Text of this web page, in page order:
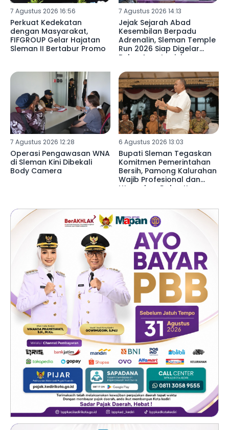
7 Agustus 2026 16:56
Perkuat Kedekatan
dengan Masyarakat,
FIFGROUP Gelar Hajatan
Sleman II Bertabur Promo
7 Agustus 2026 14:13
Jejak Sejarah Abad
Kesembilan Berpadu
Adrenalin, Sleman Temple
Run 2026 Siap Digelar
Bulan Agustus ini
7 Agustus 2026 12:28
Operasi Pengawasan WNA
di Sleman Kini Dibekali
Body Camera
6 Agustus 2026 13:03
Bupati Sleman Tegaskan
Komitmen Pemerintahan
Bersih, Pamong Kalurahan
Wajib Profesional dan
Utamakan Rakyat!